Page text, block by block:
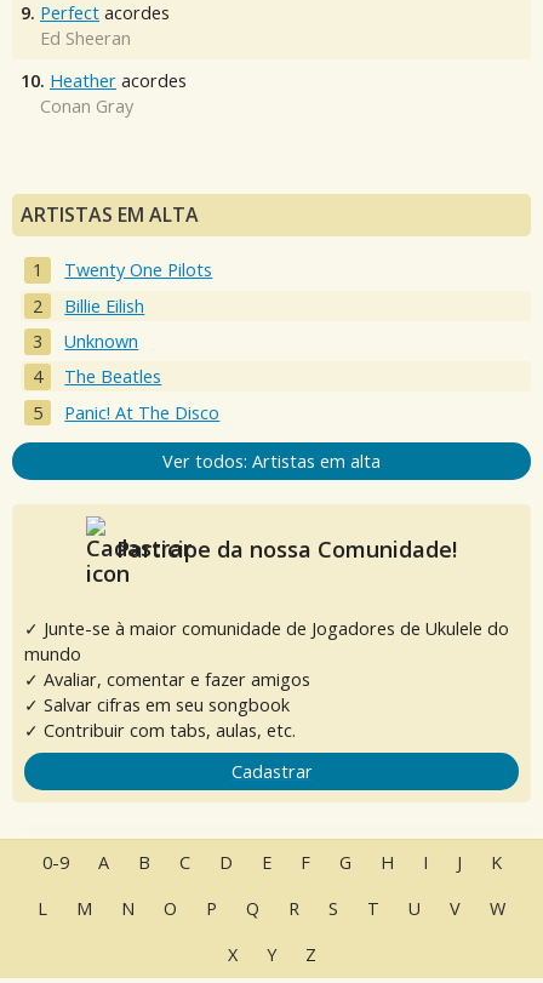
9. Perfect acordes
Ed Sheeran
10. Heather acordes
Conan Gray
ARTISTAS EM ALTA
Twenty One Pilots
Billie Eilish
Unknown
The Beatles
Panic! At The Disco
Ver todos: Artistas em alta
Participe da nossa Comunidade!
✓ Junte-se à maior comunidade de Jogadores de Ukulele do
mundo
✓ Avaliar, comentar e fazer amigos
✓ Salvar cifras em seu songbook
✓ Contribuir com tabs, aulas, etc.
Cadastrar
0-9 A B C D E F G H I J
K
L
M N O P Q R S T U V
W
X
Y Z